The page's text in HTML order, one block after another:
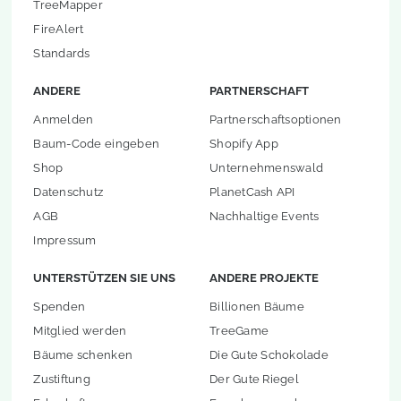
TreeMapper
FireAlert
Standards
ANDERE
Anmelden
Baum-Code eingeben
Shop
Datenschutz
AGB
Impressum
PARTNERSCHAFT
Partnerschaftsoptionen
Shopify App
Unternehmenswald
PlanetCash API
Nachhaltige Events
UNTERSTÜTZEN SIE UNS
Spenden
Mitglied werden
Bäume schenken
Zustiftung
ANDERE PROJEKTE
Billionen Bäume
TreeGame
Die Gute Schokolade
Der Gute Riegel